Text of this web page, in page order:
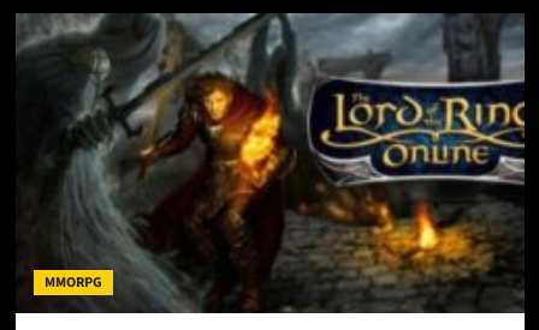
Дату
начала
ЗБТ
Chasing
KaleidoRIDER
объявили
вместе
с
публикацией
нового
трейлера
MMORPG